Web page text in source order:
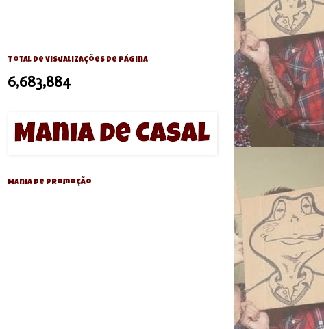
Total de visualizações de página
6,683,884
Mania de Promoção